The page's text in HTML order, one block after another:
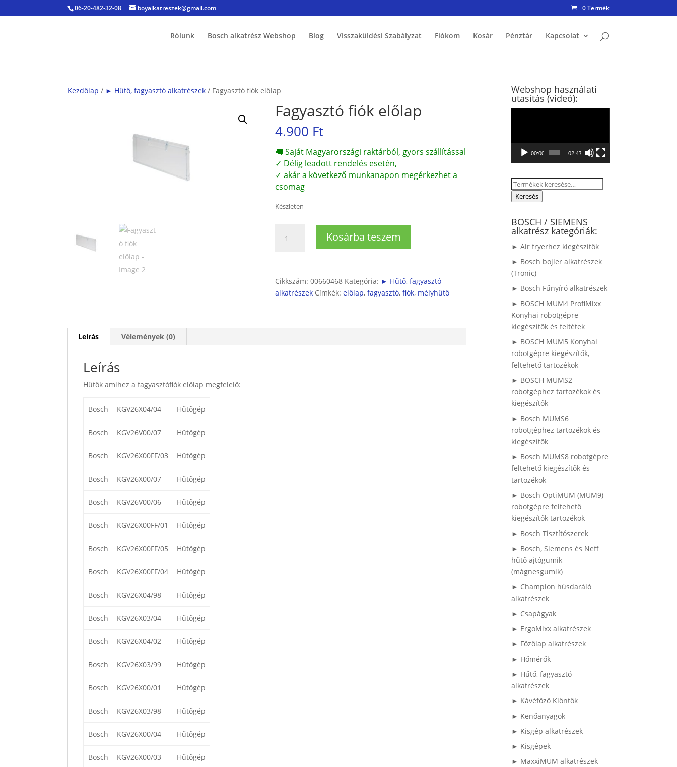
06-20-482-32-08 boyalkatreszek@gmail.com 0 Termék
Rólunk Bosch alkatrész Webshop Blog Visszaküldési Szabályzat Fiókom Kosár Pénztár Kapcsolat
Kezdőlap / ► Hűtő, fagyasztó alkatrészek / Fagyasztó fiók előlap
Fagyasztó fiók előlap
4.900 Ft
🚚 Saját Magyarországi raktárból, gyors szállítással
✓ Délig leadott rendelés esetén,
✓ akár a következő munkanapon megérkezhet a
csomag
Készleten
Kosárba teszem
Cikkszám:00660468 Kategória: ► Hűtő, fagyasztó
alkatrészek Címkék:előlap,fagyasztó,fiók, mélyhűtő
Leírás Vélemények (0)
Leírás
Hűtők amihez a fagyasztófiók előlap megfelelő:
Bosch KGV26X04/04 Hűtőgép
Bosch KGV26V00/07 Hűtőgép
Bosch KGV26X00FF/03 Hűtőgép
Bosch KGV26X00/07 Hűtőgép
Bosch KGV26V00/06 Hűtőgép
Bosch KGV26X00FF/01 Hűtőgép
Bosch KGV26X00FF/05 Hűtőgép
Bosch KGV26X00FF/04 Hűtőgép
Bosch KGV26X04/98 Hűtőgép
Bosch KGV26X03/04 Hűtőgép
Bosch KGV26X04/02 Hűtőgép
Bosch KGV26X03/99 Hűtőgép
Bosch KGV26X00/01 Hűtőgép
Bosch KGV26X03/98 Hűtőgép
Bosch KGV26X00/04 Hűtőgép
Bosch KGV26X00/03 Hűtőgép
Webshop használati
utasítás (videó):
00:00 02:47
Keresés
Keresés
BOSCH / SIEMENS
alkatrész kategóriák:
► Air fryerhez kiegészítők
► Bosch bojler alkatrészek
(Tronic)
► Bosch Fűnyíró alkatrészek
► BOSCH MUM4 ProfiMixx
Konyhai robotgépre
kiegészítők és feltétek
► BOSCH MUM5 Konyhai
robotgépre kiegészítők,
feltehető tartozékok
► BOSCH MUMS2
robotgéphez tartozékok és
kiegészítők
► Bosch MUMS6
robotgéphez tartozékok és
kiegészítők
► Bosch MUMS8 robotgépre
feltehető kiegészítők és
tartozékok
► Bosch OptiMUM (MUM9)
robotgépre feltehető
kiegészítők tartozékok
► Bosch Tisztítószerek
► Bosch, Siemens és Neff
hűtő ajtógumik
(mágnesgumik)
► Champion húsdaráló
alkatrészek
► Csapágyak
► ErgoMixx alkatrészek
► Főzőlap alkatrészek
► Hőmérők
► Hűtő, fagyasztó
alkatrészek
► Kávéfőző Kiöntők
► Kenőanyagok
► Kisgép alkatrészek
► Kisgépek
► MaxxiMUM alkatrészek